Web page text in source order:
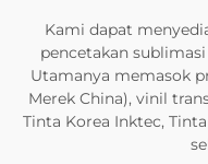
Kami dapat
pencetakan
Utamanya memasok
Merek China), vinil
Tinta Korea Inktec,